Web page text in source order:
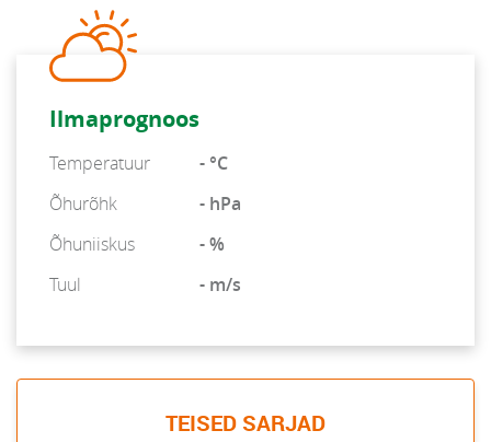
Ilmaprognoos
Temperatuur
- °C
Õhurõhk
- hPa
Õhuniiskus
- %
Tuul
- m/s
TEISED SARJAD